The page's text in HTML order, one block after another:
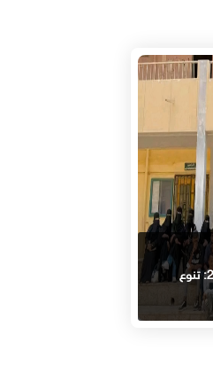
مشاريع تخرج كلية الإعلام بجامعة عدن 2025: تنوع